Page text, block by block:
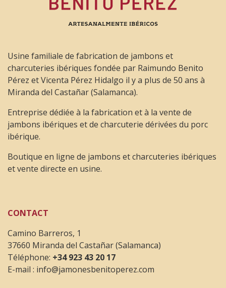
Usine familiale de fabrication de jambons et
charcuteries ibériques fondée par Raimundo Benito
Pérez et Vicenta Pérez Hidalgo il y a plus de 50 ans à
Miranda del Castañar (Salamanca).
Entreprise dédiée à la fabrication et à la vente de
jambons ibériques et de charcuterie dérivées du porc
ibérique.
Boutique en ligne de jambons et charcuteries ibériques
et vente directe en usine.
CONTACT
Camino Barreros, 1
37660 Miranda del Castañar (Salamanca)
Téléphone: +34 923 43 20 17
E-mail : info@jamonesbenitoperez.com